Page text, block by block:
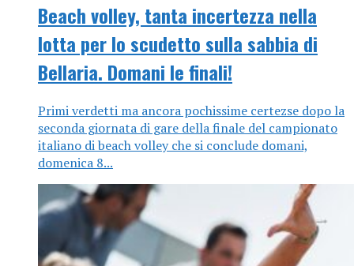
Beach volley, tanta incertezza nella
lotta per lo scudetto sulla sabbia di
Bellaria. Domani le finali!
Primi verdetti ma ancora pochissime certezse dopo la
seconda giornata di gare della finale del campionato
italiano di beach volley che si conclude domani,
domenica 8...